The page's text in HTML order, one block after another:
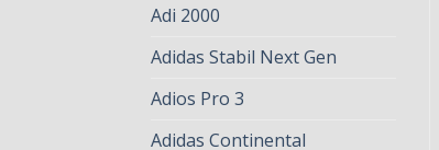
Adi 2000
Adidas Stabil Next Gen
Adios Pro 3
Adidas Continental